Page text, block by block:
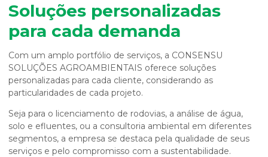
Soluções personalizadas
para cada demanda
Com um amplo portfólio de serviços, a CONSENSU
SOLUÇÕES AGROAMBIENTAIS oferece soluções
personalizadas para cada cliente, considerando as
particularidades de cada projeto.
Seja para o licenciamento de rodovias, a análise de água,
solo e efluentes, ou a consultoria ambiental em diferentes
segmentos, a empresa se destaca pela qualidade de seus
serviços e pelo compromisso com a sustentabilidade.